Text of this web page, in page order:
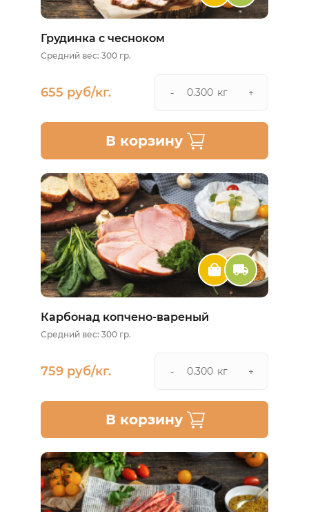
Грудинка с чесноком
Средний вес: 300 гр.
655 руб/кг. - кг +
В корзину
Карбонад копчено-вареный
Средний вес: 300 гр.
759 руб/кг. - кг +
В корзину